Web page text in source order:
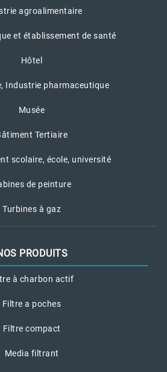
agroalimentaire
et établissement de santé
Hôtel
Industrie pharmaceutique
Musée
Tertiaire
scolaire, école, université
de peinture
Turbines à gaz
PRODUITS
à charbon actif
Filtre a poches
Filtre compact
Media filtrant